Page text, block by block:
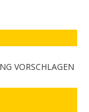
VORSCHLAGEN